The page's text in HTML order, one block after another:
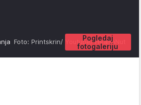
Pogledaj
fotogaleriju
Foto: Printskrin/ Youtube/ HealthNut